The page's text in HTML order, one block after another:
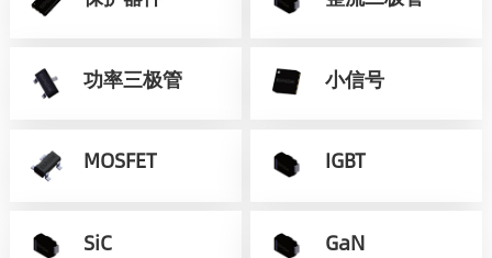
功率三极管 小信号
MOSFET IGBT
SiC GaN